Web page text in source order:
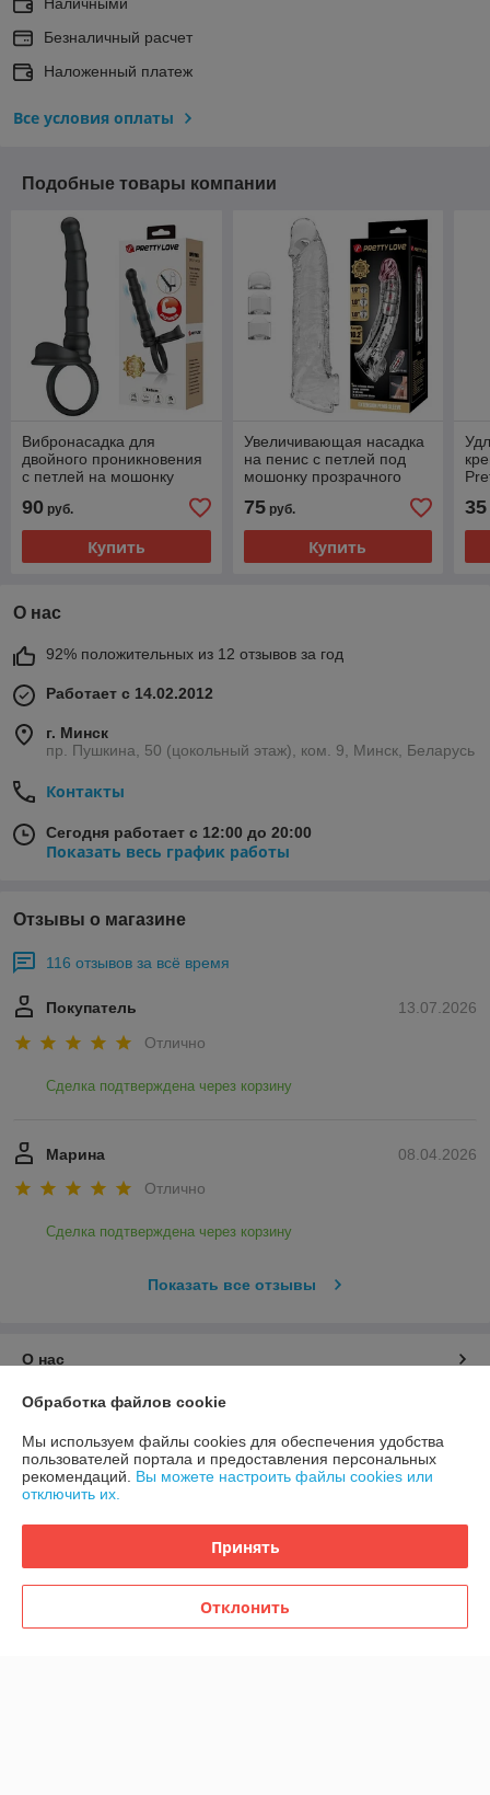
Безналичный расчет
Наложенный платеж
Все условия оплаты
Подобные товары компании
Вибронасадка для
двойного проникновения
с петлей на мошонку
Pretty Love Tatum 12,4 см
90 руб.
Купить
Увеличивающая насадка
на пенис с петлей под
мошонку прозрачного
цвета Penis Sleeve + 10,4
см, Ø 5,1 см
75руб.
Купить
35
О нас
92% положительных из 12 отзывов за год
Работает с 14.02.2012
г. Минск
пр. Пушкина, 50 (цокольный этаж), ком. 9, Минск, Беларусь
Контакты
Сегодня работает с 12:00 до 20:00
Показать весь график работы
Отзывы о магазине
116 отзывов за всё время
13.07.2026
Покупатель
Отлично
Сделка подтверждена через корзину
08.04.2026
Марина
Отлично
Сделка подтверждена через корзину
Показать все отзывы
О нас
Контакты
Доставка и оплата
Полная версия сайта
Политика обработки cookies
Обработка файлов cookie
Мы используем файлы cookies для обеспечения удобства
пользователей портала и предоставления персональных
рекомендаций. Вы можете настроить файлы cookies или
отключить их.
Принять
Отклонить